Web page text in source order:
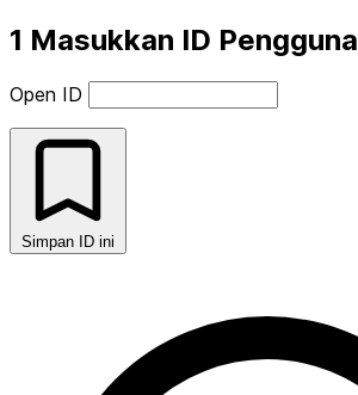
1 Masukkan ID Pengguna
Open ID
Simpan ID ini